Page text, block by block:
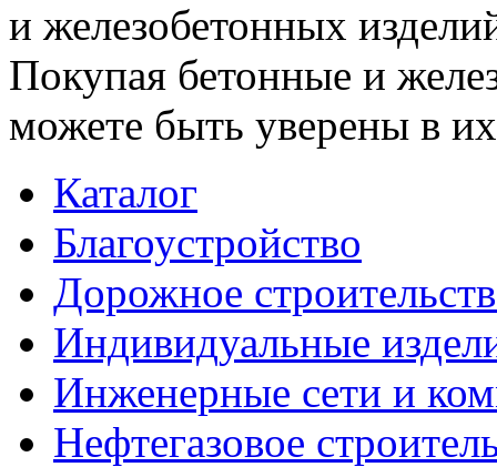
и железобетонных
Покупая бетонные и
можете быть уверены в их
Каталог
Благоустройство
Дорожное
Индивидуальные
Инженерные сети и
Нефтегазовое